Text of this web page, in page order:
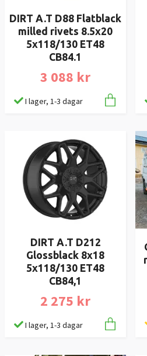
DIRT A.T D88 Flatblack
milled rivets 8.5x20
5x118/130 ET48
CB84.1
3 088 kr
I lager, 1-3 dagar
DIRT A.T D212
Glossblack 8x18
5x118/130 ET48
CB84,1
2 275 kr
I lager, 1-3 dagar